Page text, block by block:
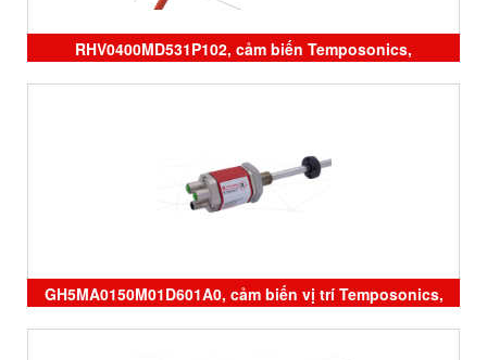
RHV0400MD531P102, cảm biến Temposonics,
ERM0600MD341A01, ERM0350MD341A01, đại lý
GH5MA0150M01D601A0, cảm biến vị trí Temposonics,